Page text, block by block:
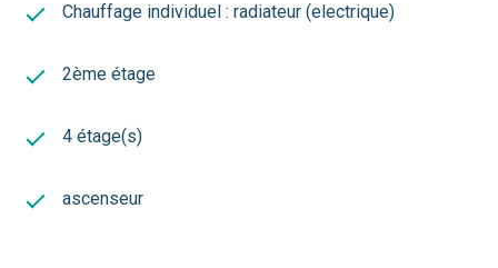
Chauffage individuel : radiateur (electrique)
2ème étage
4 étage(s)
ascenseur